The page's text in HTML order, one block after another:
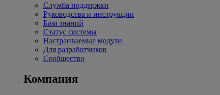
Служба поддержки
Руководства и инструкции
База знаний
Статус системы
Настраиваемые модули
Для разработчиков
Сообщество
Компания